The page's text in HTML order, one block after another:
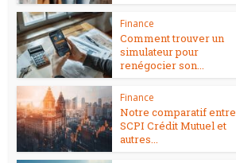
Finance
Comment trouver un
simulateur pour
renégocier son...
Finance
Notre comparatif entre
SCPI Crédit Mutuel et
autres...